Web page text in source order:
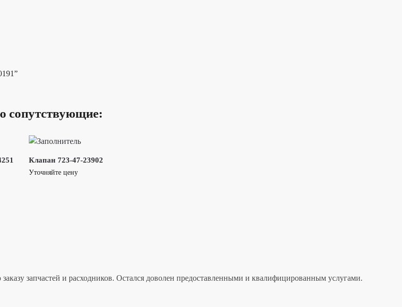
сопутствующие:
Клапан 723-47-23902
Уточняйте цену
запчастей и расходников. Остался доволен предоставленными и квалифицированным услугами.